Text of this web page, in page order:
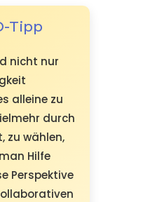
Tipp
nicht nur
alleine zu
durch
zu wählen,
Hilfe
Perspektive